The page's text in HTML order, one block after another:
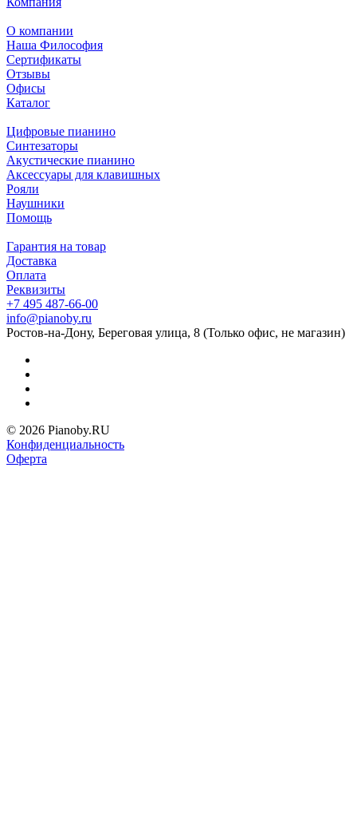
О компании
Наша Философия
Сертификаты
Отзывы
Офисы
Каталог
Цифровые пианино
Синтезаторы
Акустические пианино
Аксессуары для клавишных
Рояли
Наушники
Помощь
Гарантия на товар
Доставка
Оплата
Реквизиты
+7 495 487-66-00
info@pianoby.ru
Ростов-на-Дону, Береговая улица, 8 (Только офис, не магазин)
© 2026 Pianoby.RU
Конфиденциальность
Оферта